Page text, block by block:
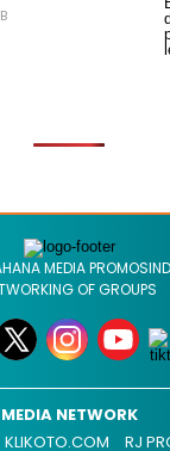
MEDIA
OF GROUPS
MEDIA NETWORK
KLIKOTO.COM RJ